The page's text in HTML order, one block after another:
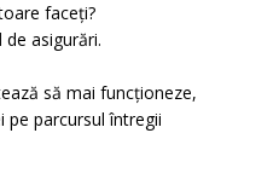
faceți?
asigurări.
să mai funcționeze,
pe parcursul întregii